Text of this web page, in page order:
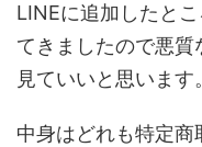
LINEに追加したと
てきましたので悪
見ていいと思います。
中身はどれも特定商